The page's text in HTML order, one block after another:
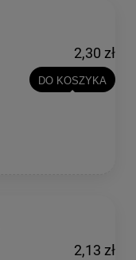
2,30 zł
DO KOSZYKA
2,13 zł